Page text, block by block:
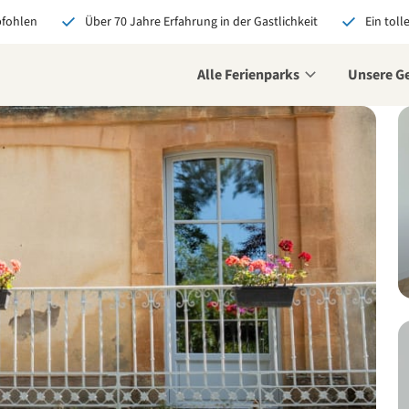
Über 70 Jahre Erfahrung in der Gastlichkeit Ein
Alle Ferienparks Unsere